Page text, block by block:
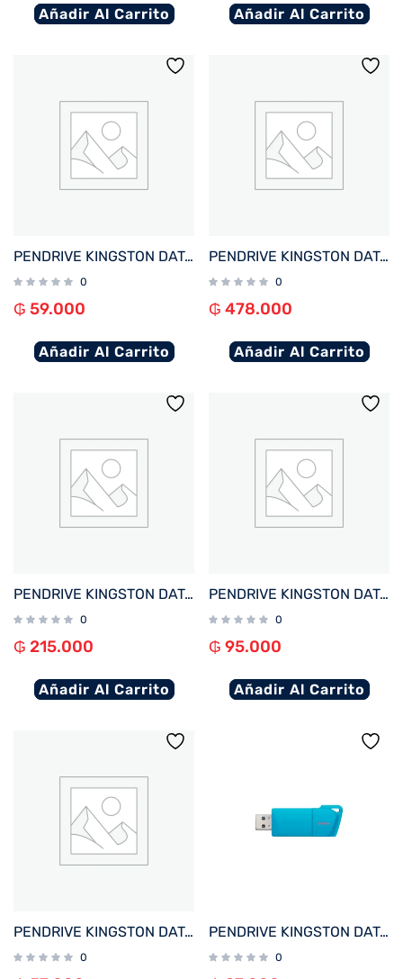
Añadir Al Carrito Añadir Al Carrito
PENDRIVE KINGSTON DATATRAVELER EXODIA M 64GB KC-U2L64-7LB USB-A AZUL
0
₲ 59.000
Añadir Al Carrito
PENDRIVE KINGSTON DATATRAVELER EXODIA S 512GB USB-A 3.2 DTXS/512GB
0
₲ 478.000
Añadir Al Carrito
PENDRIVE KINGSTON DATATRAVELER EXODIA S 256GB USB-A 3.2 DTXS/256GB
0
₲ 215.000
Añadir Al Carrito
PENDRIVE KINGSTON DATATRAVELER EXODIA S 128GB USB-A 3.2 DTXS/128GB
0
₲ 95.000
Añadir Al Carrito
PENDRIVE KINGSTON DATATRAVELER EXODIA S 64GB USB-A 3.2 DTXS/64GB
0
PENDRIVE KINGSTON DATATRAVELER EXODIA M 128GB KC-U2L128-7LB USB-A AZUL
0